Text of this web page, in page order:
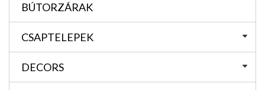
BÚTORZÁRAK
CSAPTELEPEK
DECORS